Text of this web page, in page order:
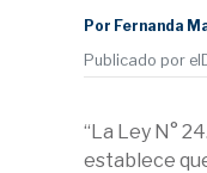
Por Fernanda
Publicado por
“La Ley N°
establece